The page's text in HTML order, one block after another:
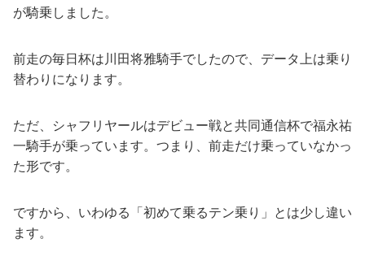
が騎乗しました。
前走の毎日杯は川田将雅騎手でしたので、データ上は乗り
替わりになります。
ただ、シャフリヤールはデビュー戦と共同通信杯で福永祐
一騎手が乗っています。つまり、前走だけ乗っていなかっ
た形です。
ですから、いわゆる「初めて乗るテン乗り」とは少し違い
ます。